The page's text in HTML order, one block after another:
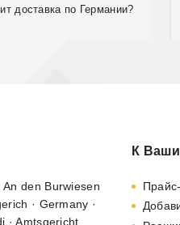
доставка по Германии?
An den Burwiesen
· Germany ·
· Amtsgericht
К